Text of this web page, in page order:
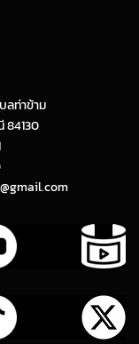
ลท่าข้าม
84130